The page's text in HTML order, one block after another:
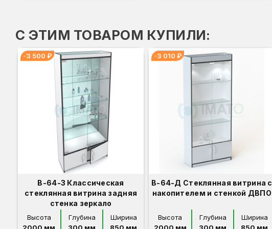
С ЭТИМ ТОВАРОМ КУПИЛИ:
-3 500 ₽
В-64-З Классическая
стеклянная витрина задняя
стенка зеркало
Высота
Глубина
Ширина
-3 010 ₽
В-64-Д Стеклянная витрина с
накопителем и стенкой ДВПО
Высота
Глубина
Ширина